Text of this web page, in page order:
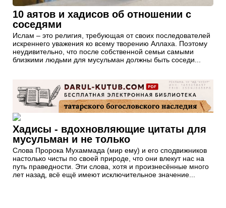
10 аятов и хадисов об отношении с
соседями
Ислам – это религия, требующая от своих последователей
искреннего уважения ко всему творению Аллаха. Поэтому
неудивительно, что после собственной семьи самыми
близкими людьми для мусульман должны быть соседи...
Хадисы - вдохновляющие цитаты для
мусульман и не только
Слова Пророка Мухаммада (мир ему) и его сподвижников
настолько чисты по своей природе, что они влекут нас на
путь праведности. Эти слова, хотя и произнесённые много
лет назад, всё ещё имеют исключительное значение...